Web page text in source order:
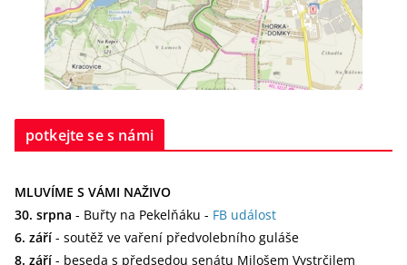
potkejte se s námi
MLUVÍME S VÁMI NAŽIVO
30. srpna - Buřty na Pekelňáku - FB událost
6. září - soutěž ve vaření předvolebního guláše
8. září - beseda s předsedou senátu Milošem Vystrčilem